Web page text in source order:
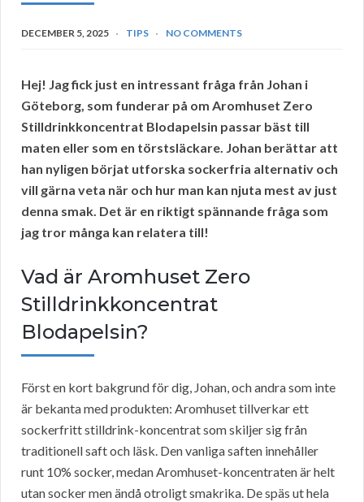
DECEMBER 5, 2025 TIPS NO COMMENTS
Hej! Jag fick just en intressant fråga från Johan i
Göteborg, som funderar på om Aromhuset Zero
Stilldrinkkoncentrat Blodapelsin passar bäst till
maten eller som en törstsläckare. Johan berättar att
han nyligen börjat utforska sockerfria alternativ och
vill gärna veta när och hur man kan njuta mest av just
denna smak. Det är en riktigt spännande fråga som
jag tror många kan relatera till!
Vad är Aromhuset Zero
Stilldrinkkoncentrat
Blodapelsin?
Först en kort bakgrund för dig, Johan, och andra som inte
är bekanta med produkten: Aromhuset tillverkar ett
sockerfritt stilldrink-koncentrat som skiljer sig från
traditionell saft och läsk. Den vanliga saften innehåller
runt 10% socker, medan Aromhuset-koncentraten är helt
utan socker men ändå otroligt smakrika. De späs ut hela